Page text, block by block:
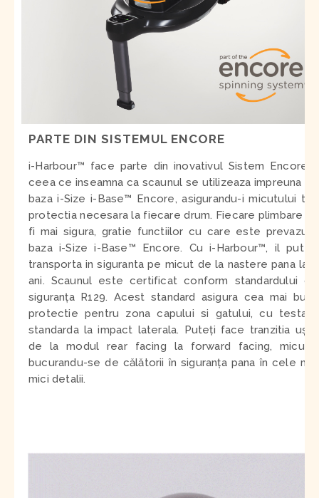
PARTE DIN SISTEMUL ENCORE
i-Harbour™ face parte din inovativul Sistem Encore
ceea ce inseamna ca scaunul se utilizeaza impreuna cu
baza i-Sizei-Base™ Encore, asigurandu-i micutului tau
protectia necesara la fiecare drum. Fiecare plimbare va
fi mai sigura, gratie functiilor cu care este prevazuta
baza i-Sizei-Base™ Encore. Cu i-Harbour™, il puteti
transporta in siguranta pe micut de la nastere pana la 4
ani. Scaunul este certificat conform standardului de
siguranța R129. Acest standard asigura cea mai buna
protectie pentru zona capului si gatului, cu testare
standarda la impact laterala. Puteți face tranzitia ușor
de la modul rear facing la forward facing, micuțul
bucurandu-se de călătorii în siguranța pana în cele mai
mici detalii.